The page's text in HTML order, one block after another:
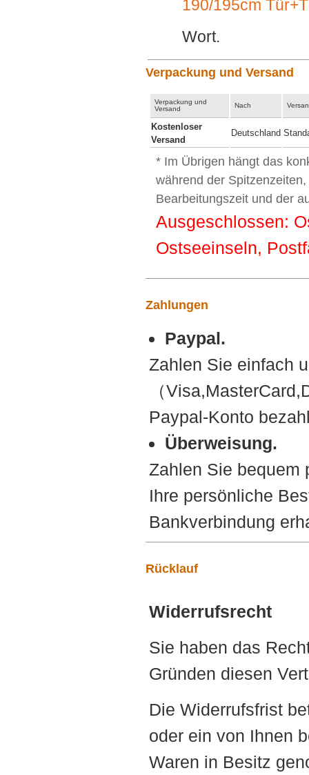
190/195cm
Wort.
Verpackung und Versand
Verpackung und
Versand
Nach
Kostenloser
Versand
Deutschland
* Im Übrigen hängt das
während der
Bearbeitungszeit und der
Ausgeschlossen:
Ostseeinseln,
Zahlungen
Paypal.
Zahlen Sie einfach
（
Paypal-Konto
Überweisung.
Zahlen Sie bequem
Ihre persönliche
Bankverbindung
Rücklauf
Widerrufsrecht
Sie haben das
Gründen diesen
Die Widerrufsfrist
oder ein von Ihnen
Waren in Besitz